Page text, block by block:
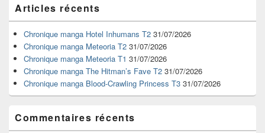
principale
de
widget
pour
barre
latérale
Articles récents
Chronique manga Hotel Inhumans T2 31/07/2026
Chronique manga Meteoria T2 31/07/2026
Chronique manga Meteoria T1 31/07/2026
Chronique manga The Hitman’s Fave T2 31/07/2026
Chronique manga Blood-Crawling Princess T3 31/07/2026
Commentaires récents